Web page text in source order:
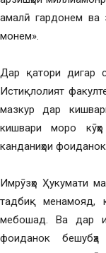
амалӣ гардонем ва
монем».
Дар қатори дигар
Истиқлолият
мазкур дар
кишвари моро
канданиҳои
Имрӯзҳо Ҳукумати
тадбиқ менамояд,
мебошад. Ва дар
фоиданок